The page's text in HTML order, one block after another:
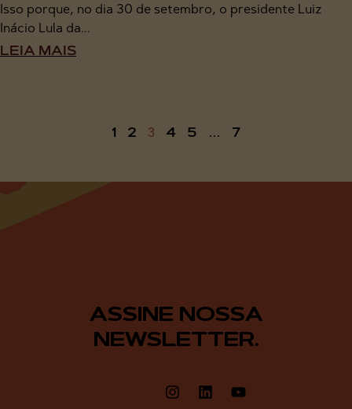
Isso porque, no dia 30 de setembro, o presidente Luiz
Inácio Lula da...
LEIA MAIS
1 2 3 4 5 … 7
ASSINE NOSSA
NEWSLETTER.